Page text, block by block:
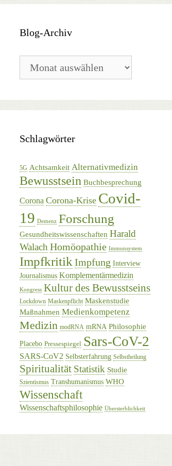
Blog-Archiv
Archiv
Schlagwörter
5G Achtsamkeit Alternativmedizin
Bewusstsein Buchbesprechung
Corona Corona-Krise Covid-
19 Demenz Forschung
Gesundheitswissenschaften Harald
Walach Homöopathie Immunsystem
Impfkritik Impfung Interview
Journalismus Komplementärmedizin
Kongress Kultur des Bewusstseins
Lockdown Maskenpflicht Maskenstudie
Maßnahmen Medienkompetenz
Medizin modRNA mRNA Philosophie
Placebo Pressespiegel Sars-CoV-2
SARS-CoV2 Selbsterfahrung Selbstheilung
Spiritualität Statistik Studie
Szientismus Transhumanismus WHO
Wissenschaft
Wissenschaftsphilosophie Übersterblichkeit